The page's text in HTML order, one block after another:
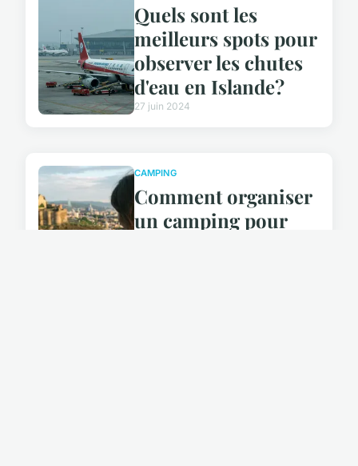
Quels sont les
meilleurs spots pour
observer les chutes
d'eau en Islande?
27 juin 2024
CAMPING
Comment organiser
un camping pour